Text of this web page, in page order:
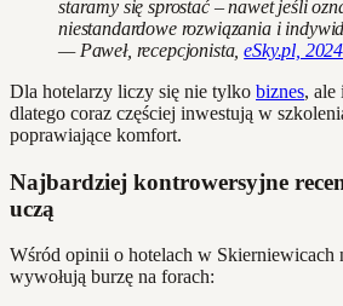
staramy się sprostać – nawet jeśli
niestandardowe rozwiązania i
— Paweł, recepcjonista,eSky.pl, 2024
Dla hotelarzy liczy się nie tylko biznes, ale
dlatego coraz częściej inwestują w
poprawiające komfort.
Najbardziej kontrowersyjne
uczą
Wśród opinii o hotelach w Skierniewicach
wywołują burzę na forach: